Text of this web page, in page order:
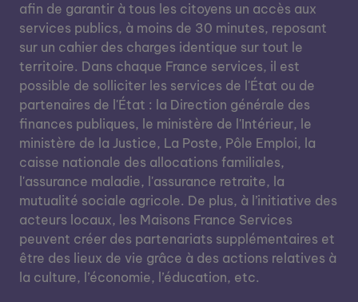
afin de garantir à tous les citoyens un accès aux
services publics, à moins de 30 minutes, reposant
sur un cahier des charges identique sur tout le
territoire. Dans chaque France services, il est
possible de solliciter les services de l'État ou de
partenaires de l'État : la Direction générale des
finances publiques, le ministère de l'Intérieur, le
ministère de la Justice, La Poste, Pôle Emploi, la
caisse nationale des allocations familiales,
l'assurance maladie, l'assurance retraite, la
mutualité sociale agricole. De plus, à l’initiative des
acteurs locaux, les Maisons France Services
peuvent créer des partenariats supplémentaires et
être des lieux de vie grâce à des actions relatives à
la culture, l’économie, l’éducation, etc.